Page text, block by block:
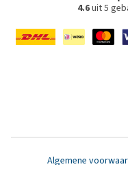
4.6uit 5
Algemene